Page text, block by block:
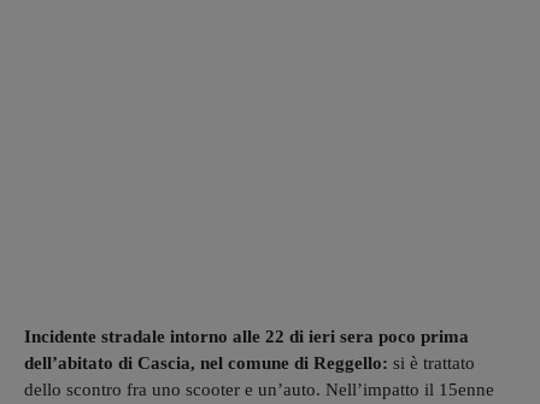
Incidente stradale intorno alle 22 di ieri sera poco prima
dell’abitato di Cascia, nel comune di Reggello: si è trattato
dello scontro fra uno scooter e un’auto. Nell’impatto il 15enne